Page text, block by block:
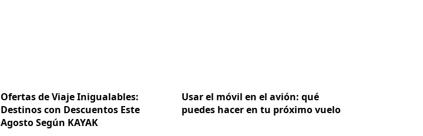
Ofertas de Viaje Inigualables:
Destinos con Descuentos Este
Agosto Según KAYAK
Usar el móvil en el avión: qué
puedes hacer en tu próximo vuelo